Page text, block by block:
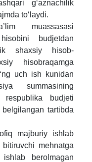
g‘aznachilik
to‘laydi.
muassasasi
budjetdan
shaxsiy hisob-
hisobraqamga
uch ish kunidan
summasining
respublika budjeti
tartibda
majburiy ishlab
mehnatga
berolmagan